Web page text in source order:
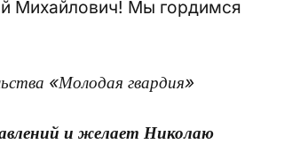
Михайлович! Мы гордимся
«Молодая гвардия»
и желает Николаю